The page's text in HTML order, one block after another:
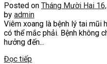
Posted on Tháng Mười Hai
by admin
Viêm xoang là bệnh lý tai mũi
có thể mắc phải. Bệnh không
hưởng đến...
Đọc tiếp